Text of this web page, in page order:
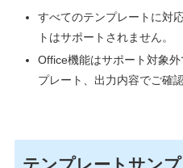
すべてのテンプレートに対
トはサポートされません。
Office機能はサポート対象
プレート、出力内容でご確